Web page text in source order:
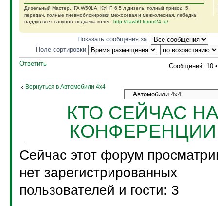
Дизельный Мастер. IFA W50LA, КУНГ, 6,5 л дизель, полный привод, 5
передач, полные пневмоблокировки межосевая и межколесная, лебедка,
наддув всех сапунов, подкачка колес. http://ifaw50.forum24.ru/
Показать сообщения за:
Поле сортировки
Ответить
Сообщений: 10
Вернуться в Автомобили 4х4
КТО СЕЙЧАС
КОНФЕРЕНЦИИ
Сейчас этот форум
нет зарегистрированных
пользователей и гости: 3